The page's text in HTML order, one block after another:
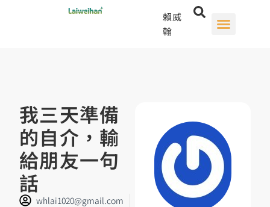
賴威
翰
我三天準備
的自介，輸
給朋友一句
話
whlai1020@gmail.com